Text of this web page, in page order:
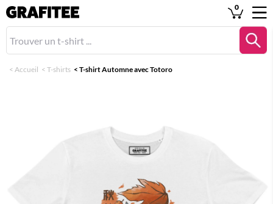
0
< Accueil < T-shirts < T-shirt Automne avec Totoro